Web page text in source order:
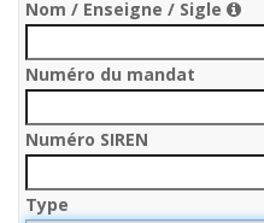
Nom / Enseigne / Sigle
Numéro du mandat
Numéro SIREN
Type